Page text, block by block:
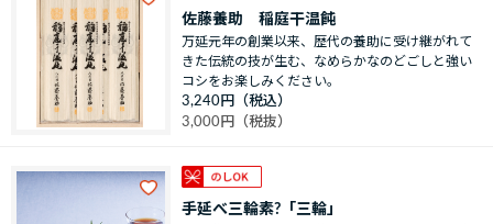
佐藤養助 稲庭干温飩
万延元年の創業以来、歴代の養助に受け継がれて
きた伝統の技が生む、なめらかなのどごしと強い
コシをお楽しみください。
3,240円
3,000円
手延べ三輪素?「三輪」